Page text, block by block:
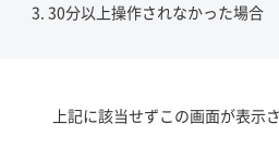
30分以上操作されなかった場合
上記に該当せずこの画面が表示